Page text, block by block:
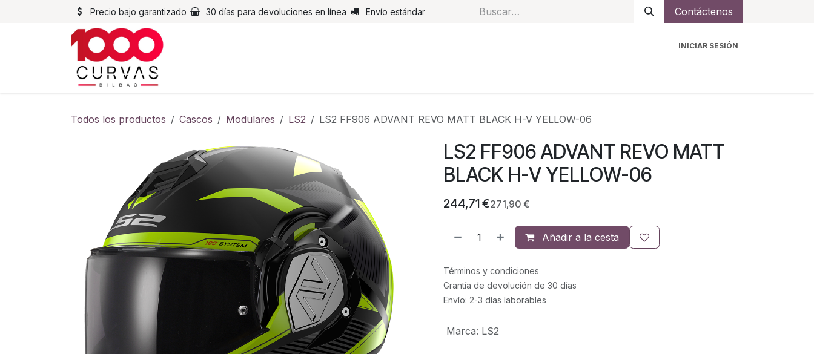
Precio bajo garantizado 30 días para devoluciones en línea Envío estándar Contáctenos
INICIAR SESIÓN
Todos los productos Cascos Modulares LS2 LS2 FF906 ADVANT REVO MATT BLACK H-V YELLOW-06
LS2 FF906 ADVANT REVO MATT
BLACK H-V YELLOW-06
244,71€271,90€
Añadir a la cesta
Términos y condiciones
Grantía de devolución de 30 días
Envío: 2-3 días laborables
Marca: LS2